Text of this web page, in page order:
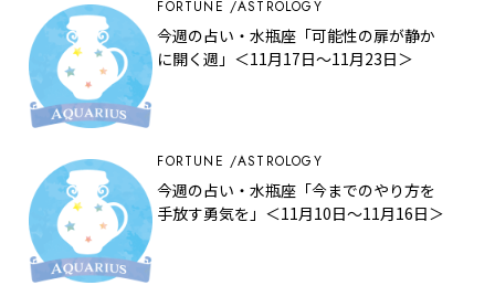
FORTUNE ASTROLOGY
今週の占い・水瓶座「可能性の扉が静か
に開く週」＜11月17日～11月23日＞
FORTUNE ASTROLOGY
今週の占い・水瓶座「今までのやり方を
手放す勇気を」＜11月10日～11月16日＞